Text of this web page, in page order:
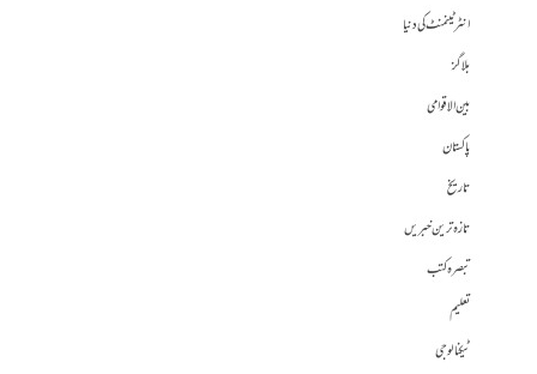
انٹرٹینمنٹ کی دنیا
بلاگز
بین الاقوامی
پاکستان
تاریخ
تازہ ترین خبریں
تبصرہ کتب
تعلیم
ٹیکنالوجی